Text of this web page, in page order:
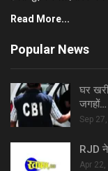
Read More...
Popular News
घर
जगहों…
Sep
RJD ने
Apr